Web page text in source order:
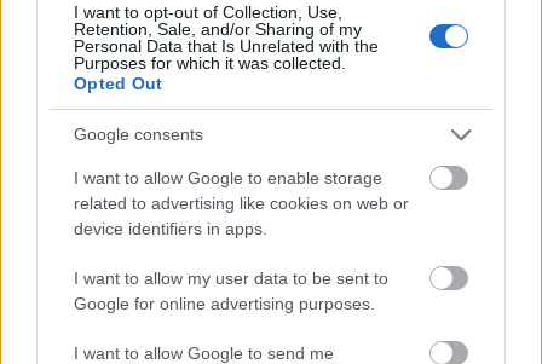
I want to opt-out of Collection, Use,
Retention, Sale, and/or Sharing of my
Personal Data that Is Unrelated with the
Purposes for which it was collected.
Opted Out
Google consents
I want to allow Google to enable storage
related to advertising like cookies on web or
device identifiers in apps.
I want to allow my user data to be sent to
Google for online advertising purposes.
I want to allow Google to send me
fölzárkózik Takátsy Péter, Lengyel Ferenc, Ónodi
Eszter, Rajkai Zoltán, Szantner Anna, Rezes Judit az
őrületet rutinos racionalitással előállító,
elszabadított játékkedvéhez. Mindnyájan könnyedén
közlekednek oda-vissza a kispolgári lét és a
Broadway-utánjátszás csillogó mosolygásába.
Berzsenyi Kriszta otthonkát és dísznői hadijelvények
közt egyformán könnyed jelmezei a lányokat segíti
rántásszagú életükből nagyvilágivá lenni, a fiúkat
pedig konfekcióruházatból átemeli az estélyi
öltözékek világába. Rajkai szmokinghoz hordott
fehér frakk-nyakkendője jelzi, mennyire bizonytalan
eligazodásuk egy jobbnak látszó alvilágban.